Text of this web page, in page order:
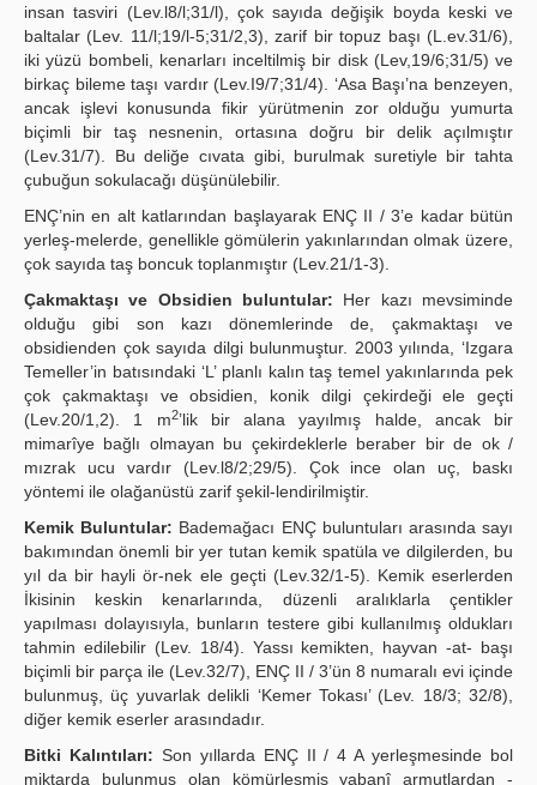
insan tasviri (Lev.l8/l;31/l), çok sayıda değişik boyda keski ve
baltalar (Lev. 11/l;19/l-5;31/2,3), zarif bir topuz başı (L.ev.31/6),
iki yüzü bombeli, kenarları inceltilmiş bir disk (Lev,19/6;31/5) ve
birkaç bileme taşı vardır (Lev.I9/7;31/4). ‘Asa Başı’na benzeyen,
ancak işlevi konusunda fikir yürütmenin zor olduğu yumurta
biçimli bir taş nesnenin, ortasına doğru bir delik açılmıştır
(Lev.31/7). Bu deliğe cıvata gibi, burulmak suretiyle bir tahta
çubuğun sokulacağı düşünülebilir.
ENÇ’nin en alt katlarından başlayarak ENÇ II / 3’e kadar bütün
yerleş-melerde, genellikle gömülerin yakınlarından olmak üzere,
çok sayıda taş boncuk toplanmıştır (Lev.21/1-3).
Çakmaktaşı ve Obsidien buluntular: Her kazı mevsiminde
olduğu gibi son kazı dönemlerinde de, çakmaktaşı ve
obsidienden çok sayıda dilgi bulunmuştur. 2003 yılında, ‘Izgara
Temeller’in batısındaki ‘L’ planlı kalın taş temel yakınlarında pek
çok çakmaktaşı ve obsidien, konik dilgi çekirdeği ele geçti
(Lev.20/1,2). 1 m2’lik bir alana yayılmış halde, ancak bir
mimarîye bağlı olmayan bu çekirdeklerle beraber bir de ok /
mızrak ucu vardır (Lev.l8/2;29/5). Çok ince olan uç, baskı
yöntemi ile olağanüstü zarif şekil-lendirilmiştir.
Kemik Buluntular: Bademağacı ENÇ buluntuları arasında sayı
bakımından önemli bir yer tutan kemik spatüla ve dilgilerden, bu
yıl da bir hayli ör-nek ele geçti (Lev.32/1-5). Kemik eserlerden
İkisinin keskin kenarlarında, düzenli aralıklarla çentikler
yapılması dolayısıyla, bunların testere gibi kullanılmış oldukları
tahmin edilebilir (Lev. 18/4). Yassı kemikten, hayvan -at- başı
biçimli bir parça ile (Lev.32/7), ENÇ II / 3’ün 8 numaralı evi içinde
bulunmuş, üç yuvarlak delikli ‘Kemer Tokası’ (Lev. 18/3; 32/8),
diğer kemik eserler arasındadır.
Bitki Kalıntıları: Son yıllarda ENÇ II / 4 A yerleşmesinde bol
miktarda bulunmuş olan kömürleşmiş yabanî armutlardan -